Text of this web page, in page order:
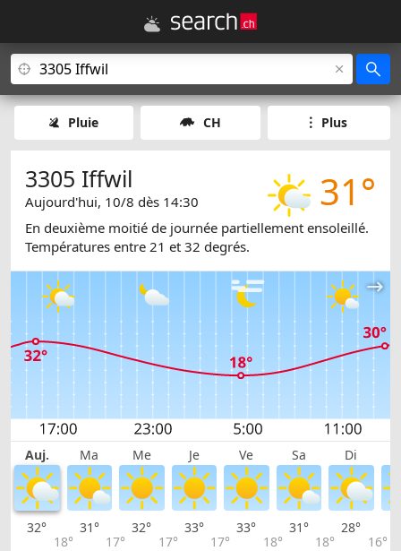
Pluie CH Plus
31°
3305 Iffwil
Aujourd'hui, 10/8 dès 14:30
En deuxième moitié de journée partiellement ensoleillé.
Températures entre 21 et 32 degrés.
Auj. Ma Me Je Ve Sa Di
32°
18°
31°
17°
32°
17°
33°
17°
33°
18°
31°
18°
28°
16°